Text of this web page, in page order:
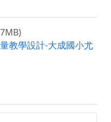
教學設計-大成國小尤